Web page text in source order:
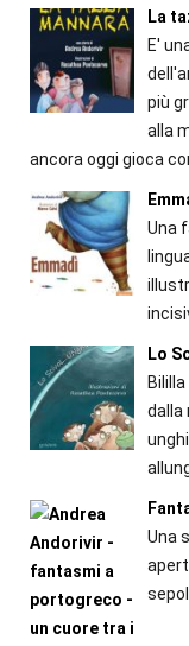
La
E'
più
alla
ancora oggi gioca
Una
Lo
dalla
Una